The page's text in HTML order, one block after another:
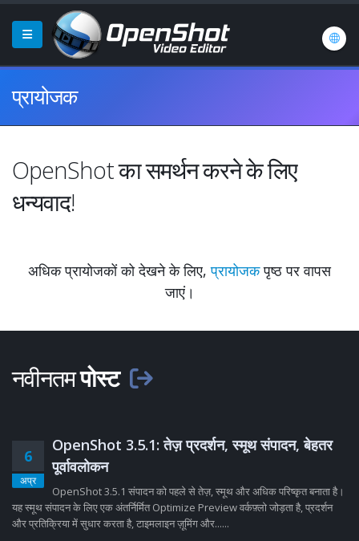
प्रायोजक
OpenShot का समर्थन करने के लिए
धन्यवाद!
अधिक प्रायोजकों को देखने के लिए,प्रायोजकपृष्ठ पर वापस
जाएं।
नवीनतमपोस्ट
6
अप्र
OpenShot 3.5.1: तेज़ प्रदर्शन, स्मूथ संपादन, बेहतर
पूर्वावलोकन
OpenShot 3.5.1 संपादन को पहले से तेज़, स्मूथ और अधिक परिष्कृत बनाता है।
यह स्मूथ संपादन के लिए एक अंतर्निर्मित Optimize Preview वर्कफ़्लो जोड़ता है, प्रदर्शन
और प्रतिक्रिया में सुधार करता है, टाइमलाइन ज़ूमिंग और......